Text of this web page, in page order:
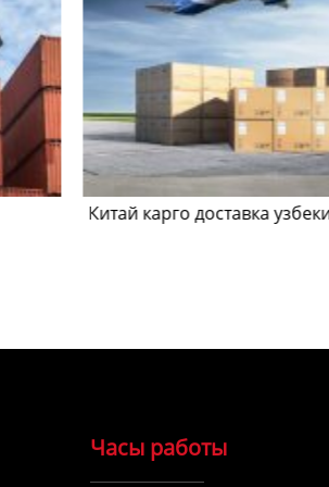
Китай карго доставка
Часы работы